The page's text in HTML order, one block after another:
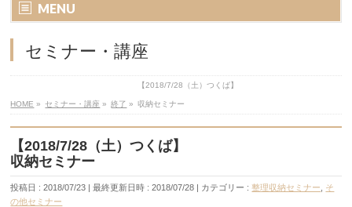
MENU
セミナー・講座
HOME » セミナー・講座 » 終了 »
【2018/7/28（土）つくば】
収納セミナー
【2018/7/28（土）つくば】
収納セミナー
投稿日 : 2018/07/23 最終更新日時 : 2018/07/28 カテゴリー :整理収納セミナー
そ
の他セミナー